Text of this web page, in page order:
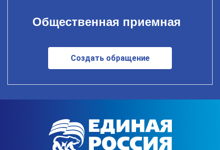
Общественная приемная
Создать обращение